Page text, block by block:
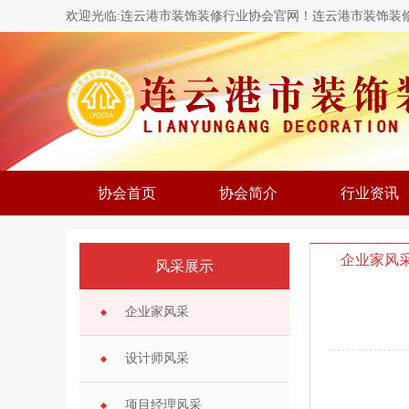
欢迎光临:连云港市装饰装修行业协会官网！连云港市装饰装
协会首页 协会简介 行业资讯
风采展示
企业家风采
设计师风采
项目经理风采
企业家风